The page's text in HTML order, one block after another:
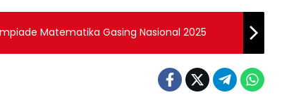
Matematika Gasing Nasional 2025